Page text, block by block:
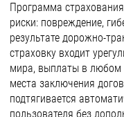
Программа
риски: повреждение,
результате дорожно-
страховку входит
мира, выплаты в любом
места заключения
подтягивается
пользователя без